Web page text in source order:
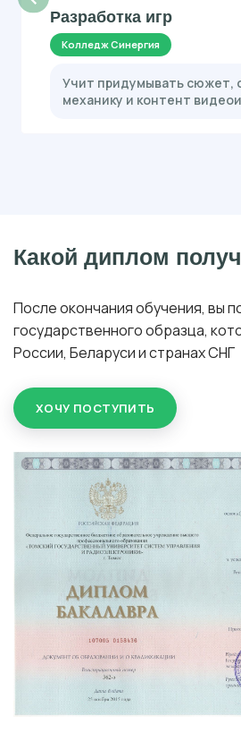
Разработка игр
Колледж Синергия
Учит придумывать сюжет,
механику и контент
Какой диплом
После окончания обучения, вы
государственного образца,
России, Беларуси и странах СНГ
ХОЧУ ПОСТУПИТЬ